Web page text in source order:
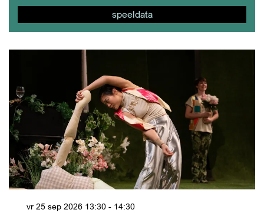
speeldata
vr 25 sep 2026 13:30 - 14:30